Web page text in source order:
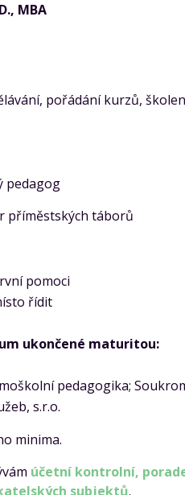
MBA
pořádání kurzů,
pedagog
příměstských táborů
pomoci
řídit
ukončené maturitou:
pedagogika;
s.r.o.
minima.
účetní kontrolní,
subjektů.